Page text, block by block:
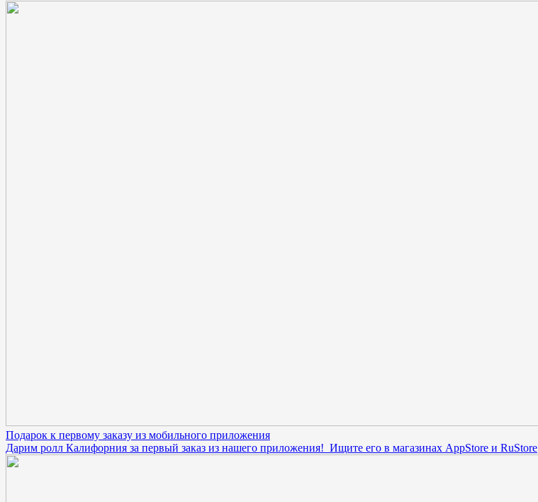
Подарок к первому заказу из мобильного приложения
Дарим ролл Калифорния за первый заказ из нашего приложения! Ищите его в магазинах AppStore и RuStore